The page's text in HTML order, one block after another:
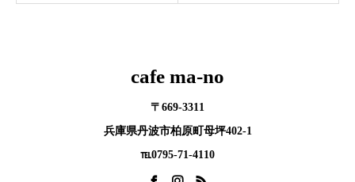
cafe ma-no
〒669-3311
兵庫県丹波市柏原町母坪402-1
℡0795-71-4110